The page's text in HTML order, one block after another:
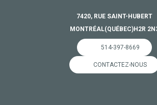
7420, RUE SAINT-HUBERT
MONTRÉAL(QUÉBEC)H2R
514-397-8669
CONTACTEZ-NOUS